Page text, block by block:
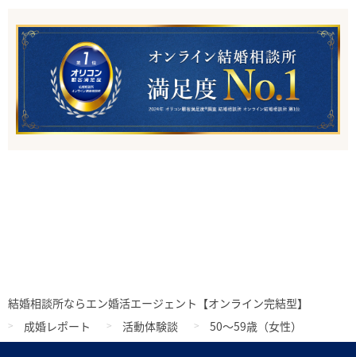
結婚相談所ならエン婚活エージェント【オンライン完結型】
成婚レポート
活動体験談 50～59歳（女性）